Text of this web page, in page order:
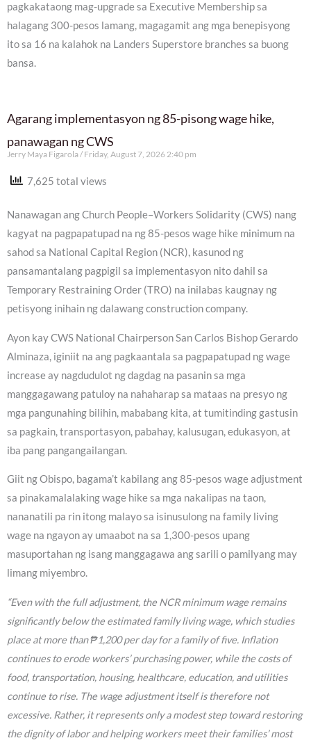
pagkakataong mag-upgrade sa Executive Membership sa
halagang 300-pesos lamang, magagamit ang mga benepisyong
ito sa 16 na kalahok na Landers Superstore branches sa buong
bansa.
Agarang implementasyon ng 85-pisong wage hike,
panawagan ng CWS
Jerry Maya Figarola Friday, August 7, 2026 2:40 pm
7,625 total views
Nanawagan ang Church People–Workers Solidarity (CWS) nang
kagyat na pagpapatupad na ng 85-pesos wage hike minimum na
sahod sa National Capital Region (NCR), kasunod ng
pansamantalang pagpigil sa implementasyon nito dahil sa
Temporary Restraining Order (TRO) na inilabas kaugnay ng
petisyong inihain ng dalawang construction company.
Ayon kay CWS National Chairperson San Carlos Bishop Gerardo
Alminaza, iginiit na ang pagkaantala sa pagpapatupad ng wage
increase ay nagdudulot ng dagdag na pasanin sa mga
manggagawang patuloy na nahaharap sa mataas na presyo ng
mga pangunahing bilihin, mababang kita, at tumitinding gastusin
sa pagkain, transportasyon, pabahay, kalusugan, edukasyon, at
iba pang pangangailangan.
Giit ng Obispo, bagama’t kabilang ang 85-pesos wage adjustment
sa pinakamalalaking wage hike sa mga nakalipas na taon,
nananatili pa rin itong malayo sa isinusulong na family living
wage na ngayon ay umaabot na sa 1,300-pesos upang
masuportahan ng isang manggagawa ang sarili o pamilyang may
limang miyembro.
“Even with the full adjustment, the NCR minimum wage remains
significantly below the estimated family living wage, which studies
place at more than ₱1,200 per day for a family of five. Inflation
continues to erode workers’ purchasing power, while the costs of
food, transportation, housing, healthcare, education, and utilities
continue to rise. The wage adjustment itself is therefore not
excessive. Rather, it represents only a modest step toward restoring
the dignity of labor and helping workers meet their families’ most